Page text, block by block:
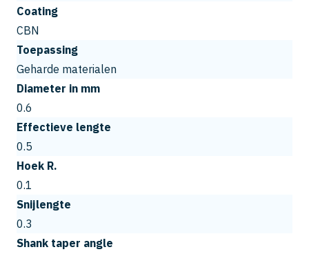
Coating
CBN
Toepassing
Geharde materialen
Diameter in mm
0.6
Effectieve lengte
0.5
Hoek R.
0.1
Snijlengte
0.3
Shank taper angle